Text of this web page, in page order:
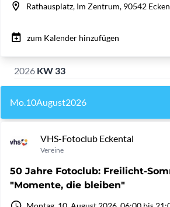
Rathausplatz, Im Zentrum, 90542
zum Kalender hinzufügen
2026 KW 33
Mo.10August2026
VHS-Fotoclub Eckental
Vereine
50 Jahre Fotoclub: Freilicht-
"Momente, die bleiben"